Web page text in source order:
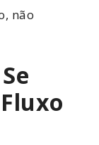
não